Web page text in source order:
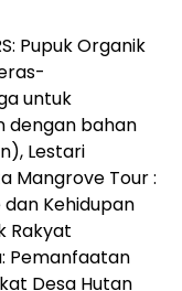
Pupuk Organik
untuk
dengan bahan
Lestari
Mangrove Tour :
Kehidupan
Rakyat
Pemanfaatan
Desa Hutan